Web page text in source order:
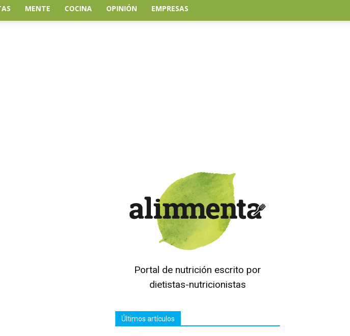
MENTE COCINA OPINIÓN EMPRESAS
Portal de nutrición escrito por
dietistas-nutricionistas
Últimos artículos